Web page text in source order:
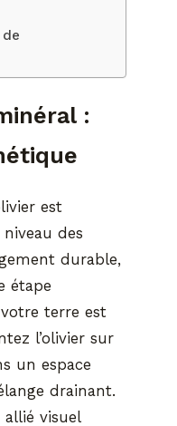
:
est
des
durable,
étape
terre est
l’olivier sur
un espace
drainant.
visuel